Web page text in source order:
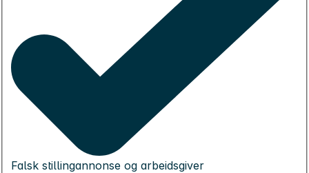
Falsk stillingannonse og arbeidsgiver